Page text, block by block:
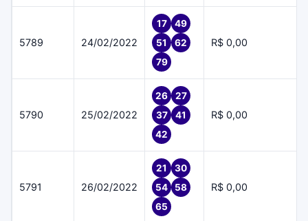
5789 24/02/2022
17
49
51
62
79
R$ 0,00
5790 25/02/2022
26
27
37
41
42
R$ 0,00
5791 26/02/2022
21
30
54
58
65
R$ 0,00